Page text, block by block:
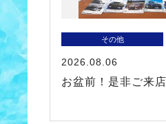
その他
2026.08.06
お盆前！是非ご来